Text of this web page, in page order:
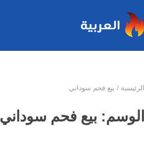
الرئيسية / بيع فحم سوداني
الوسم: بيع فحم سوداني